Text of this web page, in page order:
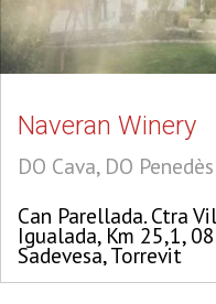
Naveran Winery
DO Cava, DO Penedès
Can Parellada. Ctra
Igualada, Km 25,1,
Sadevesa, Torrevit